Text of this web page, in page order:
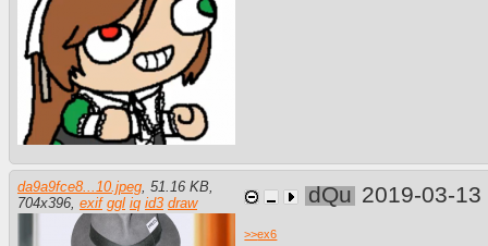
da9a9fce8...10.jpeg 51.16 KB
704x396 exif ggl iq id3 draw dQu 2019-03-
>>ex6